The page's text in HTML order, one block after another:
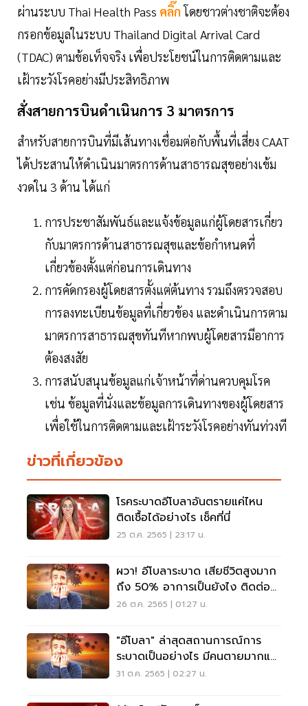
ผ่านระบบ Thai Health Pass คลิ๊กโดยชาวต่างชาติจะต้อง
กรอกข้อมูลในระบบ Thailand Digital Arrival Card
(TDAC) ตามข้อเท็จจริง เพื่อประโยชน์ในการติดตามและ
เฝ้าระวังโรคอย่างมีประสิทธิภาพ
สั่งสายการบินดำเนินการ 3 มาตรการ
สำหรับสายการบินที่มีเส้นทางเชื่อมต่อกับพื้นที่เสี่ยง CAAT
ได้ประสานให้ดำเนินมาตรการด้านสาธารณสุขอย่างเข้ม
งวดใน 3 ด้าน ได้แก่
การประชาสัมพันธ์และแจ้งข้อมูลแก่ผู้โดยสารเกี่ยว
กับมาตรการด้านสาธารณสุขและข้อกำหนดที่
เกี่ยวข้องตั้งแต่ก่อนการเดินทาง
การคัดกรองผู้โดยสารตั้งแต่ต้นทาง รวมถึงตรวจสอบ
การลงทะเบียนข้อมูลที่เกี่ยวข้อง และดำเนินการตาม
มาตรการสาธารณสุขทันทีหากพบผู้โดยสารมีอาการ
ต้องสงสัย
การสนับสนุนข้อมูลแก่เจ้าหน้าที่ด่านควบคุมโรค
เช่น ข้อมูลที่นั่งและข้อมูลการเดินทางของผู้โดยสาร
เพื่อใช้ในการติดตามและเฝ้าระวังโรคอย่างทันท่วงที
ข่าวที่เกี่ยวข้อง
โรคระบาดอีโบลาอันตรายแค่ไหน
ติดเชื้อได้อย่างไร เช็คที่นี่
25 ต.ค. 2565 | 23:17 น.
ผวา! อีโบลาระบาด เสียชีวิตสูงมาก
ถึง 50% อาการเป็นยังไง ติดต่อ
ทางไหน อ่านเลย
26 ต.ค. 2565 | 01:27 น.
"อีโบลา" ล่าสุดสถานการณ์การ
ระบาดเป็นอย่างไร มีคนตายมากแค่
ไหน เช็คเลย
31 ต.ค. 2565 | 02:27 น.